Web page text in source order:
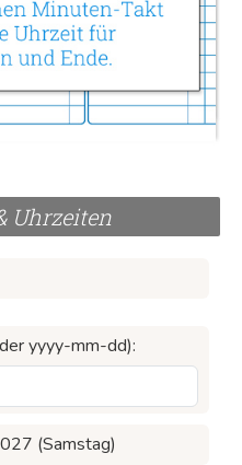
Uhrzeiten
yyyy-mm-dd):
(Samstag)
gefallen